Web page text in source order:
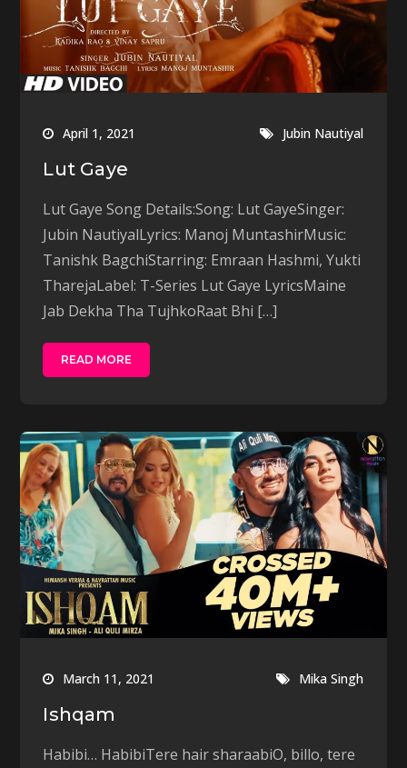
April 1, 2021 Jubin Nautiyal
Lut Gaye
Lut Gaye Song Details:Song: Lut GayeSinger:
Jubin NautiyalLyrics: Manoj MuntashirMusic:
Tanishk BagchiStarring: Emraan Hashmi, Yukti
TharejaLabel: T-Series Lut Gaye LyricsMaine
Jab Dekha Tha TujhkoRaat Bhi […]
READ MORE
March 11, 2021 Mika Singh
Ishqam
Habibi… HabibiTere hair sharaabiO, billo, tere